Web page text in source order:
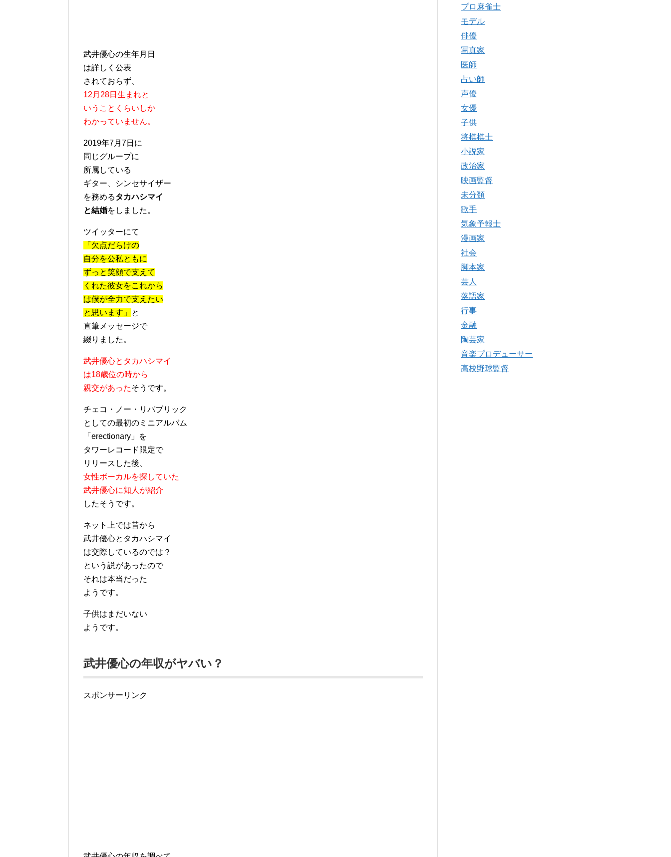
武井優心の生年月日
は詳しく公表
されておらず、
12月28日生まれと
いうことくらいしか
わかっていません。
2019年7月7日に
同じグループに
所属している
ギター、シンセサイザー
を務めるタカハシマイ
と結婚をしました。
ツイッターにて
「欠点だらけの
自分を公私ともに
ずっと笑顔で支えて
くれた彼女をこれから
は僕が全力で支えたい
と思います」
と
直筆メッセージで
綴りました。
武井優心とタカハシマイ
は18歳位の時から
親交があったそうです。
チェコ・ノー・リパブリック
としての最初のミニアルバム
「erectionary」を
タワーレコード限定で
リリースした後、
女性ボーカルを探していた
武井優心に知人が紹介
したそうです。
ネット上では昔から
武井優心とタカハシマイ
は交際しているのでは？
という説があったので
それは本当だった
ようです。
子供はまだいない
ようです。
武井優心の年収がヤバい？
スポンサーリンク
プロ麻雀士
モデル
俳優
写真家
医師
占い師
声優
女優
子供
将棋棋士
小説家
政治家
映画監督
未分類
歌手
気象予報士
漫画家
社会
脚本家
芸人
落語家
行事
金融
陶芸家
音楽プロデューサー
高校野球監督